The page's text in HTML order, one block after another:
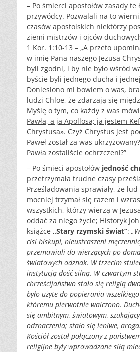
– Po śmierci apostołów zasady te
przywódcy. Pozwalali na to
czasów apostolskich niektórzy
ziemi mistrzów i ojców
1 Kor. 1:10-13 – „A przeto
w imię Pana naszego Jezusa
byli zgodni, i by nie było wśród
byście byli jednego ducha i
Doniesiono mi bowiem o was,
ludzi Chloe, że zdarzają się
Myślę o tym, co każdy z was
Pawła, a ja Apollosa; ja jestem
Chrystusa». Czyż Chrystus jest
Paweł został za was
Pawła zostaliście ochrzczeni?”
– Po śmieci apostołów jedność
przetrzymała trudne czasy
Prześladowania sprawiały, że lud
mocniej trzymał się razem i
wszystkich, którzy wierzą w
oddać za niego życie; Historyk
książce „Stary rzymski świat”:
cisi biskupi, nieustraszeni
przemawiali do wierzących po
światowych odznak. W trzecim
instytucją dość silną. W czwartym
chrześcijaństwo stało się religią
było użyte do popierania
któremu pierwotnie walczono.
się ambitnym, światowym,
odznaczenia; stało się leniwe,
Kościół został połączony z
religijne były wprowadzane siłą